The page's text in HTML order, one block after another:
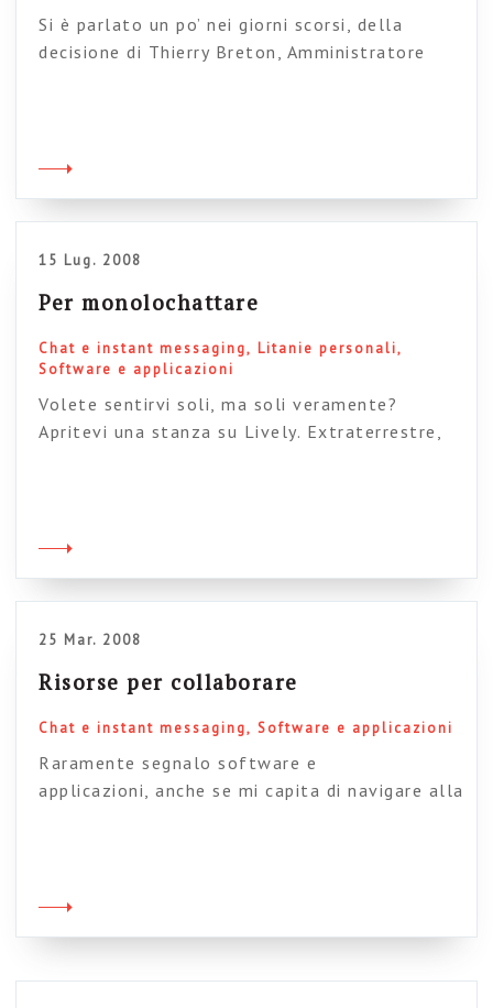
Si è parlato un po’ nei giorni scorsi, della
decisione di Thierry Breton, Amministratore
dire) fanno perdere un sacco di tempo tempo
[…]
15 Lug. 2008
Per monolochattare
Chat e instant messaging
Litanie personali
Software e applicazioni
Volete sentirvi soli, ma soli veramente?
Apritevi una stanza su Lively. Extraterrestre,
25 Mar. 2008
Risorse per collaborare
Chat e instant messaging Software e applicazioni
Raramente segnalo software e
applicazioni, anche se mi capita di navigare alla
prima è la sezione “Collaborazione online” del
servizi online e softwarini utili per […]